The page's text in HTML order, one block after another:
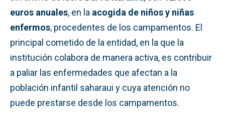
euros anuales, en la acogida de niños y niñas
enfermos, procedentes de los campamentos. El
principal cometido de la entidad, en la que la
institución colabora de manera activa, es contribuir
a paliar las enfermedades que afectan a la
población infantil saharaui y cuya atención no
puede prestarse desde los campamentos.